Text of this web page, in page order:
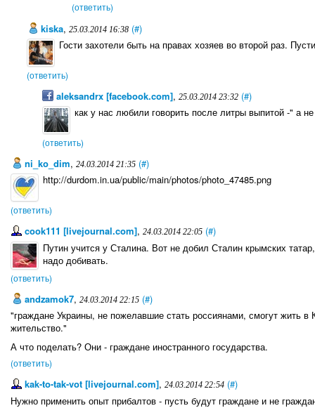
(ответить)
kiska, 25.03.2014 16:38 (#)
Гости захотели быть на правах хозяев во второй раз.
(ответить)
aleksandrx [facebook.com],25.03.2014 23:32 (#)
как у нас любили говорить после литры выпитой -" а
(ответить)
ni_ko_dim, 24.03.2014 21:35 (#)
http://durdom.in.ua/public/main/photos/photo_47485.png
(ответить)
cook111 [livejournal.com], 24.03.2014 22:05 (#)
Путин учится у Сталина. Вот не добил Сталин крымских
надо добивать.
(ответить)
andzamok7, 24.03.2014 22:15 (#)
"граждане Украины, не пожелавшие стать россиянами, смогут жить
жительство."
А что поделать? Они - граждане иностранного государства.
(ответить)
kak-to-tak-vot [livejournal.com], 24.03.2014 22:54 (#)
Нужно применить опыт прибалтов - пусть будут граждане и не